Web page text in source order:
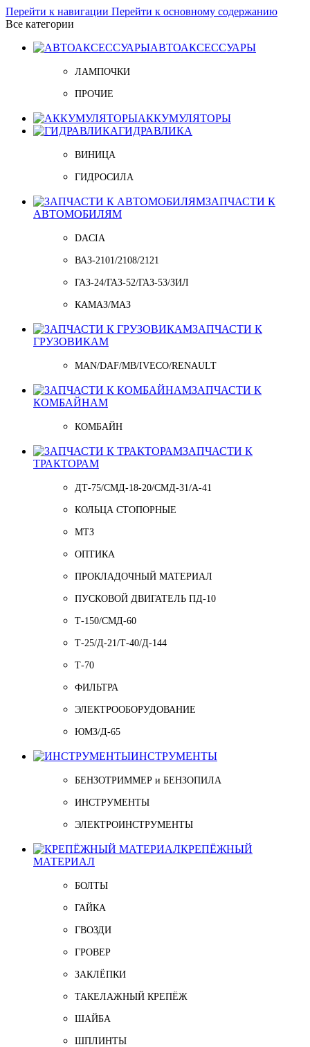
Перейти к навигации Перейти к основному содержанию
Все категории
АВТОАКСЕССУАРЫ
ЛАМПОЧКИ
ПРОЧИЕ
АККУМУЛЯТОРЫ
ГИДРАВЛИКА
ВИНИЦА
ГИДРОСИЛА
ЗАПЧАСТИ К
АВТОМОБИЛЯМ
DACIA
ВАЗ-2101/2108/2121
ГАЗ-24/ГАЗ-52/ГАЗ-53/ЗИЛ
КАМАЗ/МАЗ
ЗАПЧАСТИ К
ГРУЗОВИКАМ
MAN/DAF/MB/IVECO/RENAULT
ЗАПЧАСТИ К
КОМБАЙНАМ
КОМБАЙН
ЗАПЧАСТИ К
ТРАКТОРАМ
ДТ-75/СМД-18-20/СМД-31/A-41
КОЛЬЦА СТОПОРНЫЕ
МТЗ
ОПТИКА
ПРОКЛАДОЧНЫЙ МАТЕРИАЛ
ПУСКОВОЙ ДВИГАТЕЛЬ ПД-10
Т-150/СМД-60
Т-25/Д-21/Т-40/Д-144
Т-70
ФИЛЬТРА
ЭЛЕКТРООБОРУДОВАНИЕ
ЮМЗ/Д-65
ИНСТРУМЕНТЫ
БЕНЗОТРИММЕР и БЕНЗОПИЛА
ИНСТРУМЕНТЫ
ЭЛЕКТРОИНСТРУМЕНТЫ
КРЕПЁЖНЫЙ
МАТЕРИАЛ
БОЛТЫ
ГАЙКА
ГВОЗДИ
ГРОВЕР
ЗАКЛЁПКИ
ТАКЕЛАЖНЫЙ КРЕПЁЖ
ШАЙБА
ШПЛИНТЫ